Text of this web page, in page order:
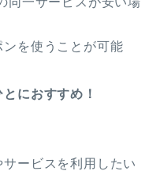
ンを使うことが可能
におすすめ！
サービスを利用したい